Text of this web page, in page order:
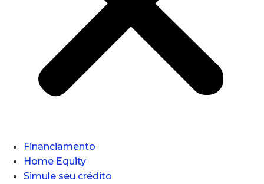
Financiamento
Home Equity
Simule seu crédito